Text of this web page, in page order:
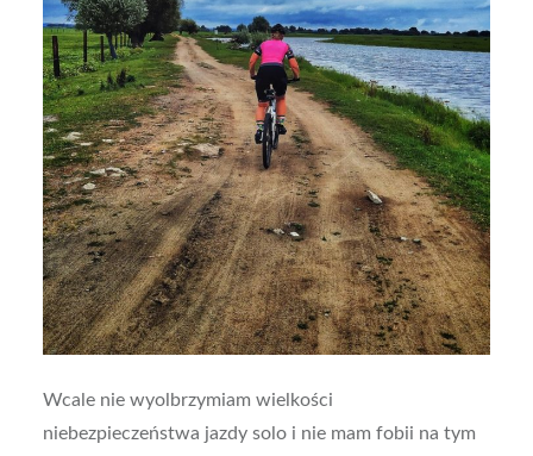
Wcale nie wyolbrzymiam wielkości
niebezpieczeństwa jazdy solo i nie mam fobii na tym